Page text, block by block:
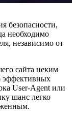
безопасности,
необходимо
независимо от
сайта неким
эффективных
User-Agent или
шанс легко